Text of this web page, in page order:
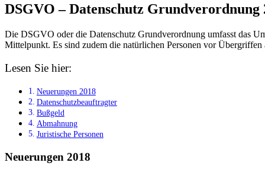
DSGVO – Datenschutz Grundverordnung
Die DSGVO oder die Datenschutz Grundverordnung umfasst das
Mittelpunkt. Es sind zudem die natürlichen Personen vor
Lesen Sie hier:
Neuerungen 2018
Datenschutzbeauftragter
Bußgeld
Abmahnung
Juristische Personen
Neuerungen 2018